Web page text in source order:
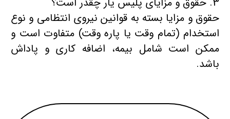
حقوق و مزایا بسته به قوانین نیروی انتظامی و نوع
استخدام (تمام ‌وقت یا پاره ‌وقت) متفاوت است و
ممکن است شامل بیمه، اضافه‌ کاری و پاداش
باشد.